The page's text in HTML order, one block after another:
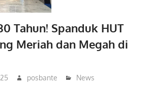
Tahun! Spanduk HUT
Meriah dan Megah di
posbante News